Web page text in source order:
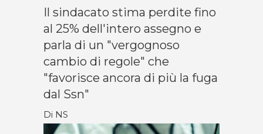
Il sindacato stima perdite fino
al 25% dell'intero assegno e
parla di un "vergognoso
cambio di regole" che
"favorisce ancora di più la fuga
dal Ssn"
Di NS